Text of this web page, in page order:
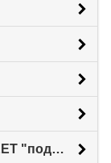
Пластиковая уличная мебель TWEET "под ротанг"